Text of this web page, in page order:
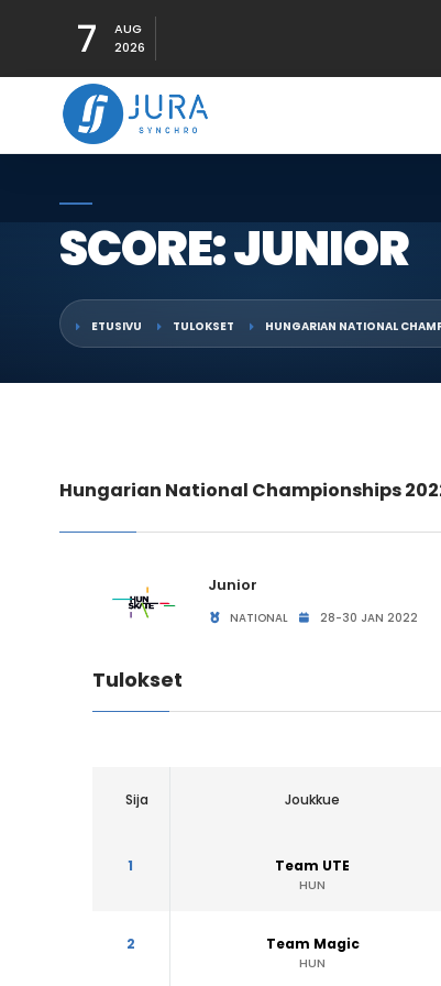
7
AUG
2026
SCORE: JUNIOR
ETUSIVU TULOKSET HUNGARIAN NATIONAL
Hungarian National Championships
Junior
NATIONAL 28-30 JAN 2022
Tulokset
Sija Joukkue
1 Team UTE
HUN
2 Team Magic
HUN